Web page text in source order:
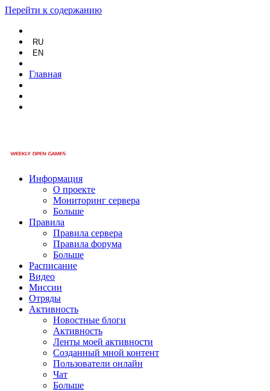
Перейти к содержанию
RU
EN
Главная
Информация
О проекте
Мониторинг сервера
Больше
Правила
Правила сервера
Правила форума
Больше
Расписание
Видео
Миссии
Отряды
Активность
Новостные блоги
Активность
Ленты моей активности
Созданный мной контент
Пользователи онлайн
Чат
Больше